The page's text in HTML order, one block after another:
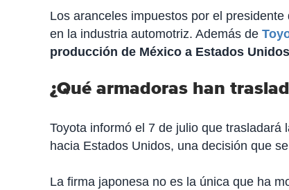
Los aranceles impuestos por el
en la industria automotriz. Además de
producción de México a Estados Unidos
¿Qué armadoras han
Toyota informó el 7 de julio que
hacia Estados Unidos, una decisión que
La firma japonesa no es la única que ha